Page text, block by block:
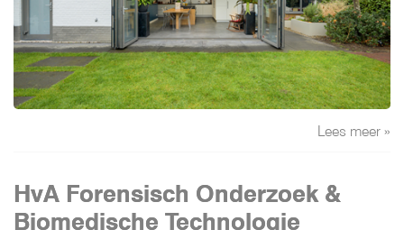
Lees meer »
HvA Forensisch Onderzoek &
Biomedische Technologie